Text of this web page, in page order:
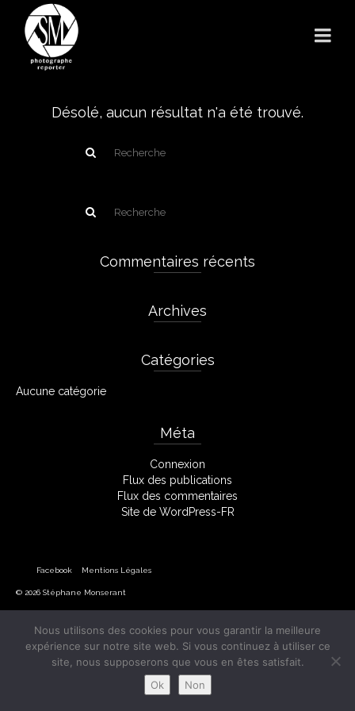
Désolé, aucun résultat n'a été trouvé.
Commentaires récents
Archives
Catégories
Aucune catégorie
Méta
Connexion
Flux des publications
Flux des commentaires
Site de WordPress-FR
Facebook Mentions Légales
© 2026 Stéphane Monserant
Nous utilisons des cookies pour vous garantir la meilleure
expérience sur notre site web. Si vous continuez à utiliser ce
site, nous supposerons que vous en êtes satisfait.
Ok
Non